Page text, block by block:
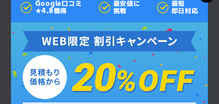
見積もり後の
追加料金なし
お支払いいただく回収・作業費は契約成立後
に追加で回収を依頼しない限り、原則として
Google口コミ
★4.8獲得
最安値に
挑戦
最短
即日対応